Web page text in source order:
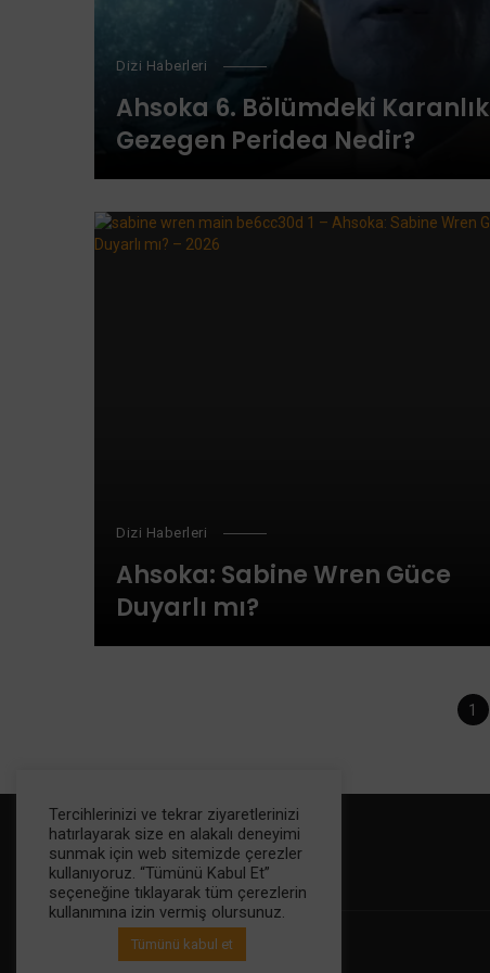
Dizi Haberleri
Ahsoka 6. Bölümdeki Karanlık
Gezegen Peridea Nedir?
Dizi Haberleri
Ahsoka: Sabine Wren Güce
Duyarlı mı?
1
Tercihlerinizi ve tekrar ziyaretlerinizi
hatırlayarak size en alakalı deneyimi
sunmak için web sitemizde çerezler
kullanıyoruz. “Tümünü Kabul Et”
seçeneğine tıklayarak tüm çerezlerin
kullanımına izin vermiş olursunuz.
Tümünü kabul et